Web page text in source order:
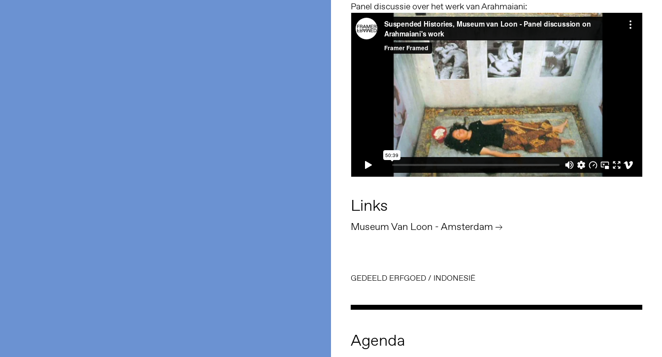
Panel discussie over het werk van Arahmaiani:
Links
Museum Van Loon - Amsterdam
GEDEELD ERFGOED/ INDONESIË
Agenda